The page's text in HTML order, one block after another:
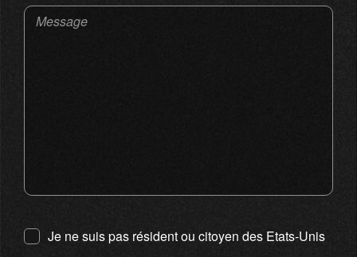
Message
Je ne suis pas résident ou citoyen des Etats-Unis